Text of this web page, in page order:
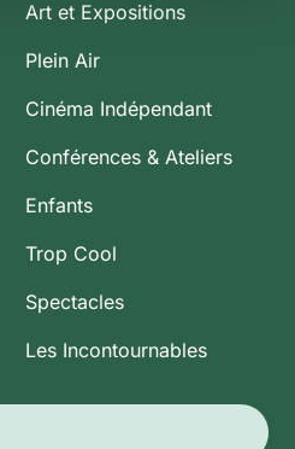
Art et Expositions
Plein Air
Cinéma Indépendant
Conférences & Ateliers
Enfants
Trop Cool
Spectacles
Les Incontournables